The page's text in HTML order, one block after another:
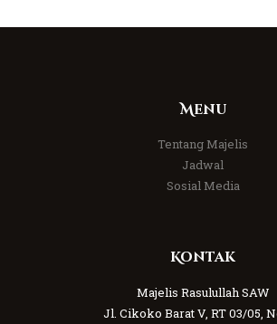
Menu
Tentang Majelis
Jadwal
Sosial Media
Kontak
Majelis Rasulullah SAW
Jl. Cikoko Barat V, RT 03/05,